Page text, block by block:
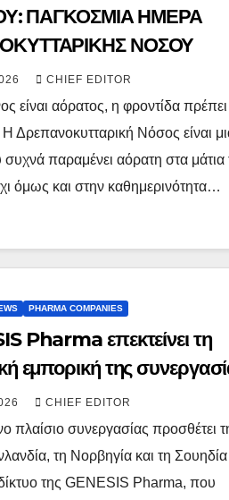
ΠΑΓΚΟΣΜΙΑ ΗΜΕΡΑ
ΝΟΣΟΥ
CHIEF EDITOR
είναι αόρατος, η φροντίδα
Η Δρεπανοκυτταρική Νόσος είναι
παραμένει αόρατη στα μάτια
όμως και στην καθημερινότητα…
PHARMA COMPANIES
Pharma επεκτείνει τη
εμπορική της
RNAi στη Σκανδιναβία.
CHIEF EDITOR
πλαίσιο συνεργασίας προσθέτει
τη Νορβηγία και τη
της GENESIS Pharma, που